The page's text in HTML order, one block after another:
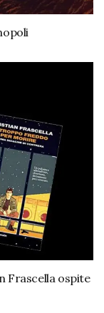
Frascella ospite